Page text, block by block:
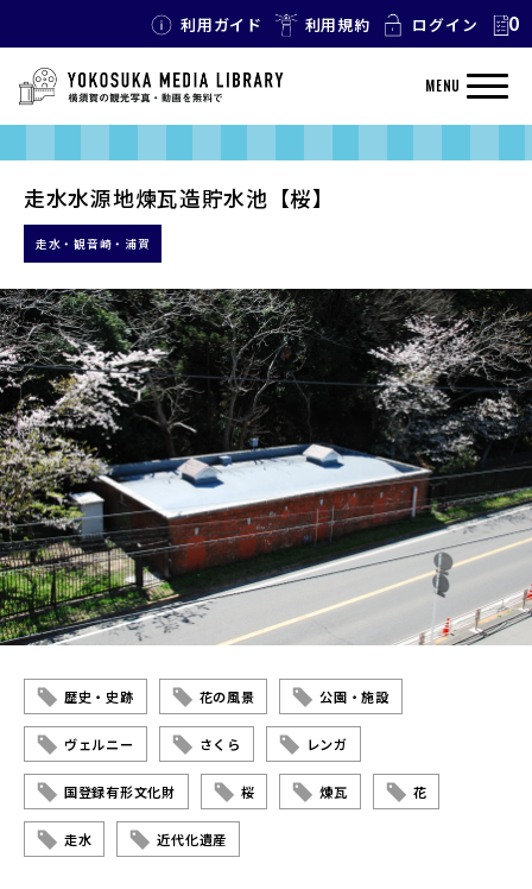
利用ガイド 利用規約 ログイン 0
MENU
走水水源地煉瓦造貯水池【桜】
走水・観音崎・浦賀
歴史・史跡 花の風景 公園・施設
ヴェルニー さくら レンガ
国登録有形文化財 桜 煉瓦 花
走水 近代化遺産